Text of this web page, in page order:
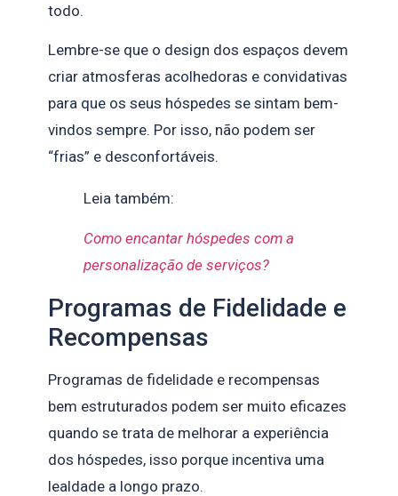
todo.
Lembre-se que o design dos espaços devem
criar atmosferas acolhedoras e convidativas
para que os seus hóspedes se sintam bem-
vindos sempre. Por isso, não podem ser
“frias” e desconfortáveis.
Leia também:
Como encantar hóspedes com a
personalização de serviços?
Programas de Fidelidade e
Recompensas
Programas de fidelidade e recompensas
bem estruturados podem ser muito eficazes
quando se trata de melhorar a experiência
dos hóspedes, isso porque incentiva uma
lealdade a longo prazo.